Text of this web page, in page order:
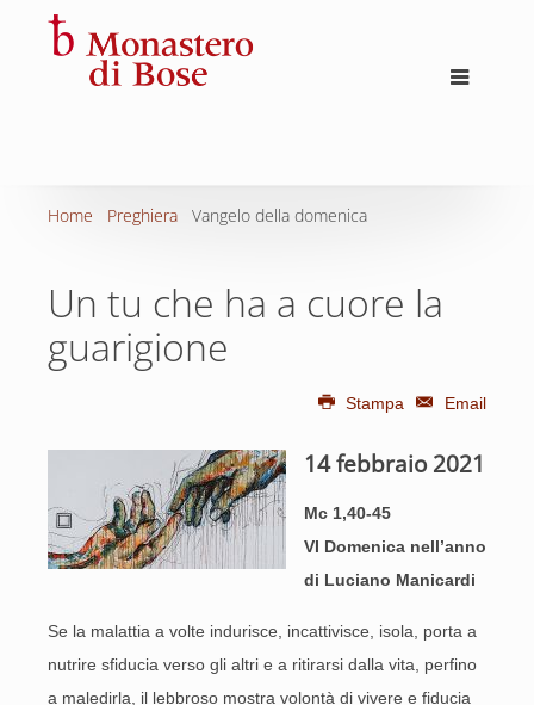
Home Preghiera Vangelo della domenica
Un tu che ha a cuore la
guarigione
Stampa Email
14 febbraio 2021
Mc 1,40-45
VI Domenica nell’anno
di Luciano Manicardi
Se la malattia a volte indurisce, incattivisce, isola, porta a
nutrire sfiducia verso gli altri e a ritirarsi dalla vita, perfino
a maledirla, il lebbroso mostra volontà di vivere e fiducia